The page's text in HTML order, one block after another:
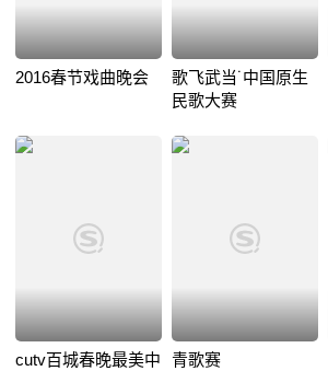
2016春节戏曲晚会
歌飞武当˙中国原生
民歌大赛
cutv百城春晚最美中
青歌赛